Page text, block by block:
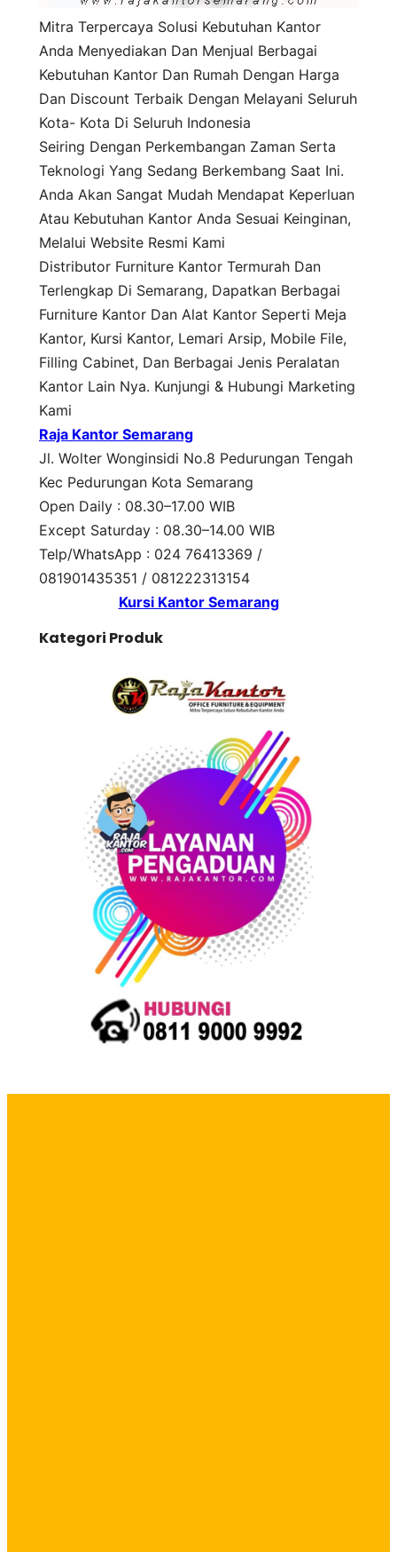
Mitra Terpercaya Solusi Kebutuhan Kantor
Anda Menyediakan Dan Menjual Berbagai
Kebutuhan Kantor Dan Rumah Dengan Harga
Dan Discount Terbaik Dengan Melayani Seluruh
Kota- Kota Di Seluruh Indonesia
Seiring Dengan Perkembangan Zaman Serta
Teknologi Yang Sedang Berkembang Saat Ini.
Anda Akan Sangat Mudah Mendapat Keperluan
Atau Kebutuhan Kantor Anda Sesuai Keinginan,
Melalui Website Resmi Kami
Distributor Furniture Kantor Termurah Dan
Terlengkap Di Semarang, Dapatkan Berbagai
Furniture Kantor Dan Alat Kantor Seperti Meja
Kantor, Kursi Kantor, Lemari Arsip, Mobile File,
Filling Cabinet, Dan Berbagai Jenis Peralatan
Kantor Lain Nya. Kunjungi & Hubungi Marketing
Kami
Raja Kantor Semarang
Jl. Wolter Wonginsidi No.8 Pedurungan Tengah
Kec Pedurungan Kota Semarang
Open Daily : 08.30–17.00 WIB
Except Saturday : 08.30–14.00 WIB
Telp/WhatsApp : 024 76413369 /
081901435351 / 081222313154
Kursi Kantor Semarang
Kategori Produk